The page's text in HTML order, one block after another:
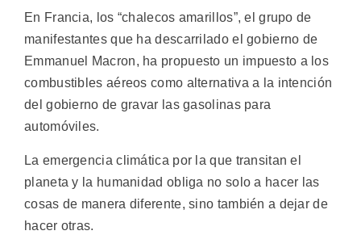
En Francia, los “chalecos amarillos”, el grupo de
manifestantes que ha descarrilado el gobierno de
Emmanuel Macron, ha propuesto un impuesto a los
combustibles aéreos como alternativa a la intención
del gobierno de gravar las gasolinas para
automóviles.
La emergencia climática por la que transitan el
planeta y la humanidad obliga no solo a hacer las
cosas de manera diferente, sino también a dejar de
hacer otras.